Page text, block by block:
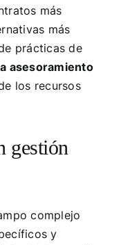
más
más
prácticas de
asesoramiento
los recursos
gestión
complejo
y